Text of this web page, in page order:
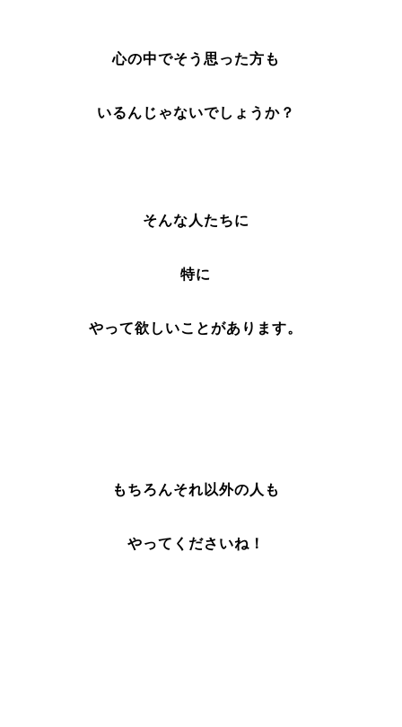
心の中でそう思った方も
いるんじゃないでしょうか？
そんな人たちに
特に
やって欲しいことがあります。
もちろんそれ以外の人も
やってくださいね！